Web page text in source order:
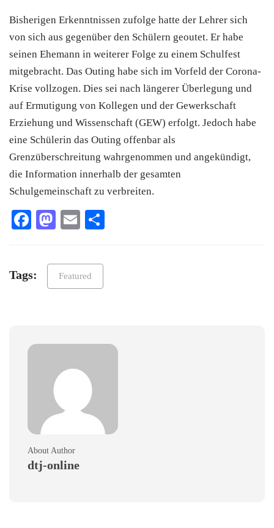
Bisherigen Erkenntnissen zufolge hatte der Lehrer sich
von sich aus gegenüber den Schülern geoutet. Er habe
seinen Ehemann in weiterer Folge zu einem Schulfest
mitgebracht. Das Outing habe sich im Vorfeld der Corona-
Krise vollzogen. Dies sei nach längerer Überlegung und
auf Ermutigung von Kollegen und der Gewerkschaft
Erziehung und Wissenschaft (GEW) erfolgt. Jedoch habe
eine Schülerin das Outing offenbar als
Grenzüberschreitung wahrgenommen und angekündigt,
die Information innerhalb der gesamten
Schulgemeinschaft zu verbreiten.
Facebook
Mastodon
Email
Tags: Featured
About Author
dtj-online